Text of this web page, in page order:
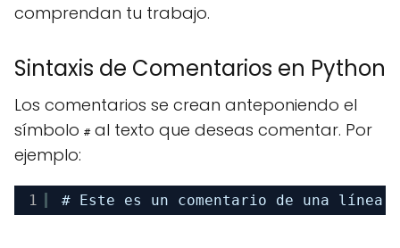
comprendan tu trabajo.
Sintaxis de Comentarios en Python
Los comentarios se crean anteponiendo el
símbolo #al texto que deseas comentar. Por
ejemplo:
1 # Este es un comentario de una línea